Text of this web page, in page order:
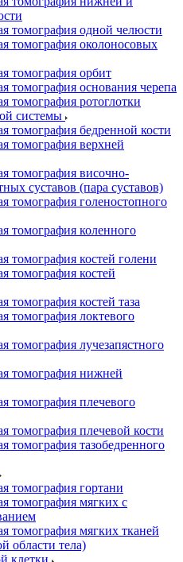
томография одной челюсти
томография околоносовых
томография орбит
томография основания черепа
томография ротоглотки
системы
томография бедренной кости
томография верхней
томография височно-
суставов (пара суставов)
томография голеностопного
томография коленного
томография костей голени
томография костей
томография костей таза
томография локтевого
томография лучезапястного
томография нижней
томография плечевого
томография плечевой кости
томография тазобедренного
томография гортани
томография мягких с
томография мягких тканей
области тела)
клетки